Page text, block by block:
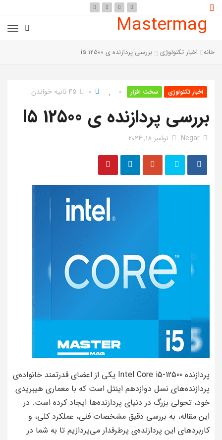
Mastermag
خانه اخبار تکنولوژی بررسی پردازنده ی i5 12500
اخبار تکنولوژی سخت افزار 0
0 45 ثانیه خواندن
بررسی پردازنده ی I5 12500
Negar نوامبر 18, 2024
پردازنده Intel Core i5-12500 یکی از اعضای قدرتمند خانواده‌ی
پردازنده‌های نسل دوازدهم اینتل است که با معماری هیبریدی
خود، تحولی بزرگ در دنیای پردازنده‌ها ایجاد کرده است. در
این مقاله، به بررسی دقیق مشخصات فنی، عملکرد کلی، و
کاربردهای این پردازنده‌ی پرطرفدار می‌پردازیم تا به شما در